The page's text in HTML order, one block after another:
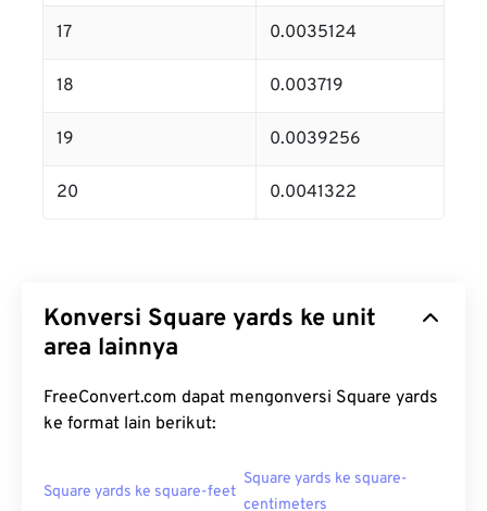
17 0.0035124
18 0.003719
19 0.0039256
20 0.0041322
Konversi Square yards ke unit
area lainnya
FreeConvert.com dapat mengonversi Square yards
ke format lain berikut:
Square yards ke square-feet
Square yards ke square-
centimeters